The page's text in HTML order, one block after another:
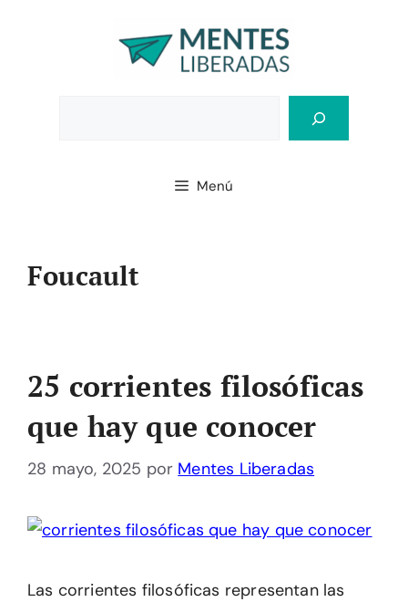
Menú
Foucault
25 corrientes filosóficas
que hay que conocer
28 mayo, 2025 por Mentes Liberadas
Las corrientes filosóficas representan las